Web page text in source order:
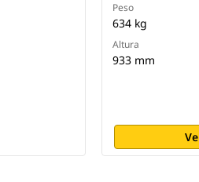
Peso
634 kg
Altura
933 mm